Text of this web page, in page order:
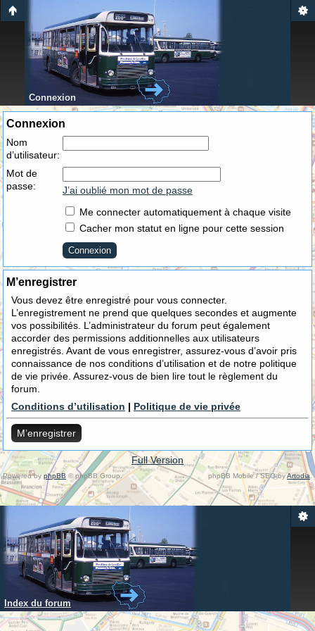
Connexion
Connexion
Nom
d’utilisateur:
Mot de
passe:
J’ai oublié mon mot de passe
Me connecter automatiquement à chaque visite
Cacher mon statut en ligne pour cette session
M’enregistrer
Vous devez être enregistré pour vous connecter.
L’enregistrement ne prend que quelques secondes et augmente
vos possibilités. L’administrateur du forum peut également
accorder des permissions additionnelles aux utilisateurs
enregistrés. Avant de vous enregistrer, assurez-vous d’avoir pris
connaissance de nos conditions d’utilisation et de notre politique
de vie privée. Assurez-vous de bien lire tout le règlement du
forum.
Conditions d’utilisation | Politique de vie privée
M’enregistrer
Full Version
Powered byphpBB © phpBB Group. phpBB Mobile / SEO byArtodia .
Index du forum